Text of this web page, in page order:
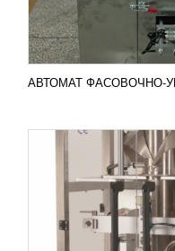
АВТОМАТ ФАСОВОЧНО-
ПОДРОБНЕЕ